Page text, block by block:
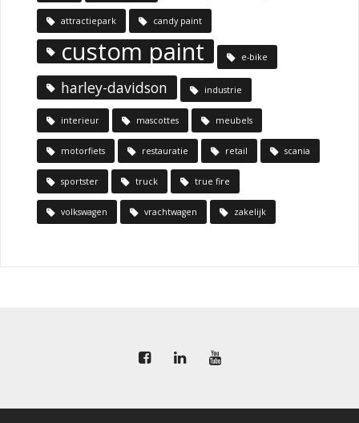
attractiepark candy paint
custom paint e-bike
harley-davidson industrie
interieur mascottes meubels
motorfiets restauratie retail scania
sportster truck true fire
volkswagen vrachtwagen zakelijk